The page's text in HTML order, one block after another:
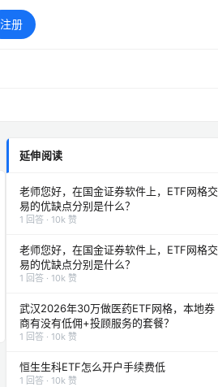
注册
延伸阅读
老师您好，在国金证券软件上，ETF网格交
易的优缺点分别是什么？
1 回答 · 10k 赞
老师您好，在国金证券软件上，ETF网格交
易的优缺点分别是什么？
1 回答 · 10k 赞
武汉2026年30万做医药ETF网格，本地券
商有没有低佣+投顾服务的套餐？
1 回答 · 10k 赞
恒生生科ETF怎么开户手续费低
1 回答 · 10k 赞